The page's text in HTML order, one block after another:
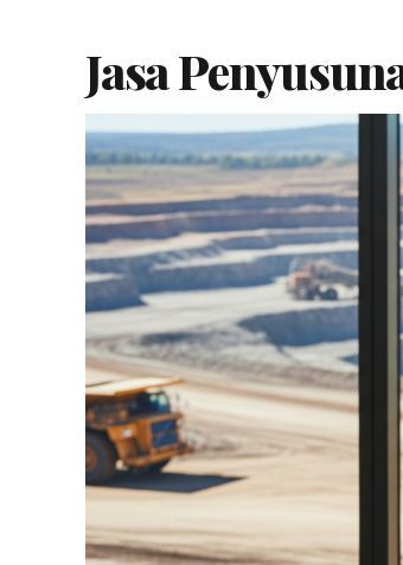
Jasa